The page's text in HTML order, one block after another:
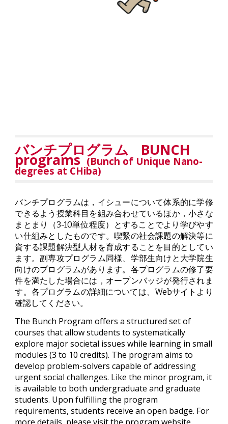
バンチプログラム BUNCH
programs (Bunch of Unique Nano-
degrees at CHiba)
バンチプログラムは，イシューについて体系的に学修
できるよう授業科目を組み合わせているほか，小さな
まとまり（3-10単位程度）とすることでより学びやす
い仕組みとしたものです。喫緊の社会課題の解決等に
資する課題解決型人材を育成することを目的としてい
ます。副専攻プログラム同様、 学部生向けと大学院生
向けのプログラムがあります。各プログラムの修了要
件を満たした場合には， オープンバッジが発行されま
す。 各プログラムの詳細については、Webサイトより
確認してください。
The Bunch Program offers a structured set of
courses that allow students to systematically
explore major societal issues while learning in small
modules (3 to 10 credits). The program aims to
develop problem-solvers capable of addressing
urgent social challenges. Like the minor program, it
is available to both undergraduate and graduate
students. Upon fulfilling the program
requirements, students receive an open badge. For